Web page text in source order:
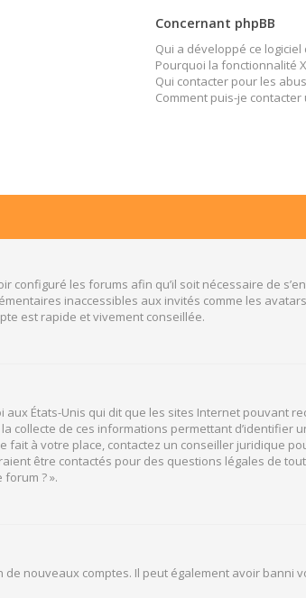
Concernant phpBB
Qui a développé ce logiciel
Pourquoi la fonctionnalité
Qui contacter pour les
Comment puis-je
configuré les forums afin qu’il soit nécessaire de
inaccessibles aux invités comme les
est rapide et vivement conseillée.
aux États-Unis qui dit que les sites Internet pouvant
collecte de ces informations permettant d’identifier
fait à votre place, contactez un conseiller juridique
être contactés pour des questions légales de
? ».
nouveaux comptes. Il peut également avoir banni